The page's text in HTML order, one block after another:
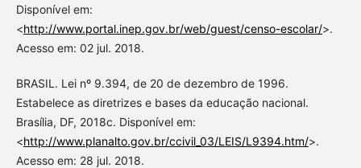
Disponível em:
<http://www.portal.inep.gov.br/web/guest/censo-escolar/>.
Acesso em: 02 jul. 2018.
BRASIL. Lei nº 9.394, de 20 de dezembro de 1996.
Estabelece as diretrizes e bases da educação nacional.
Brasília, DF, 2018c. Disponível em:
<http://www.planalto.gov.br/ccivil_03/LEIS/L9394.htm/>.
Acesso em: 28 jul. 2018.